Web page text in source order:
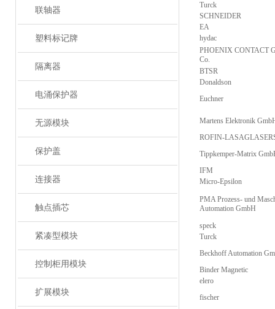
联轴器
塑料标记牌
隔离器
电涌保护器
无源模块
保护盖
连接器
触点插芯
紧凑型模块
控制柜用模块
扩展模块
Turck
SCHNEIDER
EA
hydac
PHOENIX CONTACT
Co.
BTSR
Donaldson
Euchner
Martens Elektronik
ROFIN-
Tippkemper-Matrix
IFM
Micro-Epsilon
PMA Prozess- und
Automation GmbH
speck
Turck
Beckhoff Automation
Binder Magnetic
elero
fischer